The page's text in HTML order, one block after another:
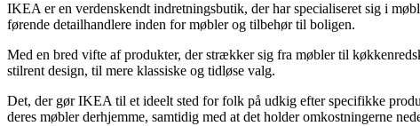
IKEA er en verdenskendt indretningsbutik, der har specialiseret sig i
førende detailhandlere inden for møbler og tilbehør til boligen.
Med en bred vifte af produkter, der strækker sig fra møbler til
stilrent design, til mere klassiske og tidløse valg.
Det, der gør IKEA til et ideelt sted for folk på udkig efter specifikke
deres møbler derhjemme, samtidig med at det holder omkostningerne